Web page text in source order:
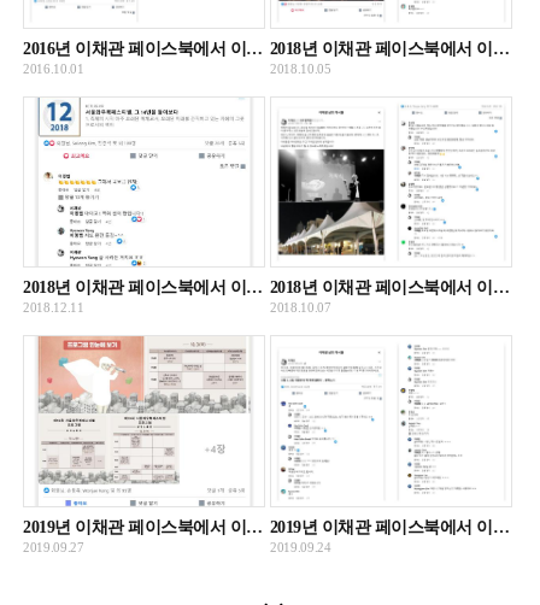
2016년 이채관 페이스북에서 이채관 대표가 제12회 서울와우북페스티벌 풍경을 소개하며 초대하는 글
2016.10.01
2018년 이채관 페이스북에서 이채관 대표가 제14회 서울와우북페스티벌 개막식을 소개하는 글
2018.10.05
2018년 이채관 페이스북에서 이채관 대표가 제14회 서울와우북페스티벌 이후 14년을 돌아보며 쓴 글
2018.12.11
2018년 이채관 페이스북에서 이채관 대표가 제14회 서울와우북페스티벌이 끝난 후 쓴 감사의 글
2018.10.07
2019년 이채관 페이스북에서 이채관 대표가 제15회 서울와우북페스티벌 프로그램을 안내하는 글
2019.09.27
2019년 이채관 페이스북에서 이채관 대표가 제15회 서울와우북페스티벌의 시작을 알리는 글
2019.09.24